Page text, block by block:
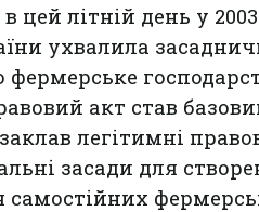
цей літній день у
ухвалила
акт став
легітимні
засади для
самостійних